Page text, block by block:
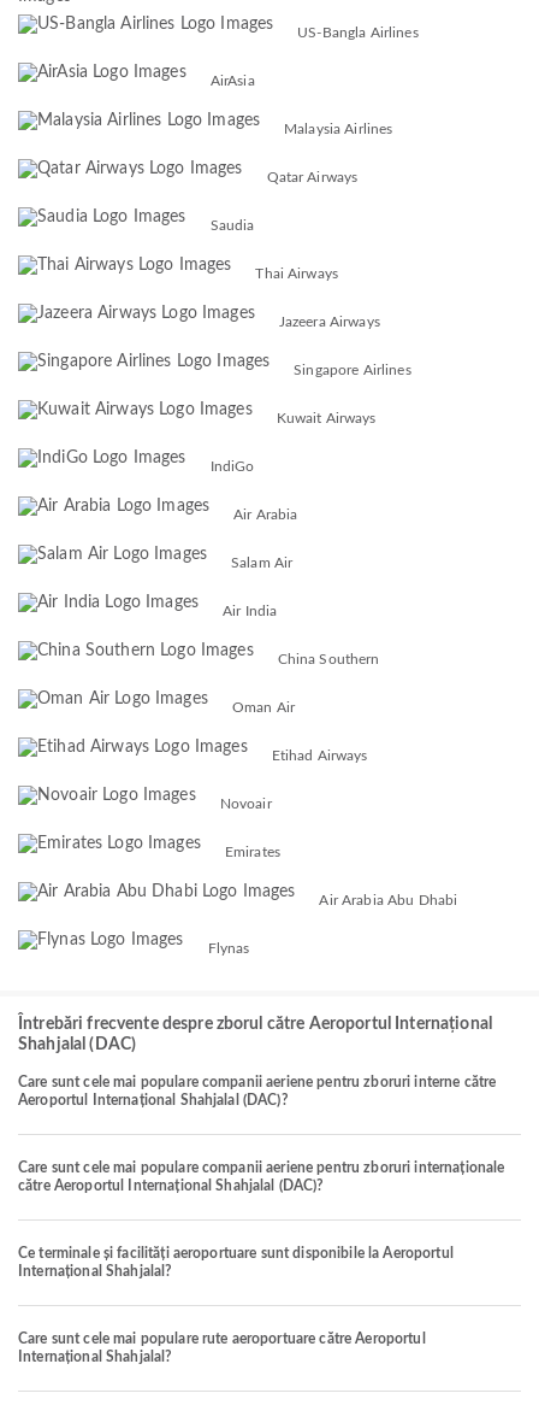
US-Bangla Airlines
AirAsia
Malaysia Airlines
Qatar Airways
Saudia
Thai Airways
Jazeera Airways
Singapore Airlines
Kuwait Airways
IndiGo
Air Arabia
Salam Air
Air India
China Southern
Oman Air
Etihad Airways
Novoair
Emirates
Air Arabia Abu Dhabi
Flynas
Întrebări frecvente despre zborul către Aeroportul Internațional
Shahjalal (DAC)
Care sunt cele mai populare companii aeriene pentru zboruri interne către
Aeroportul Internațional Shahjalal (DAC)?
Care sunt cele mai populare companii aeriene pentru zboruri internaționale
către Aeroportul Internațional Shahjalal (DAC)?
Ce terminale și facilități aeroportuare sunt disponibile la Aeroportul
Internațional Shahjalal?
Care sunt cele mai populare rute aeroportuare către Aeroportul
Internațional Shahjalal?